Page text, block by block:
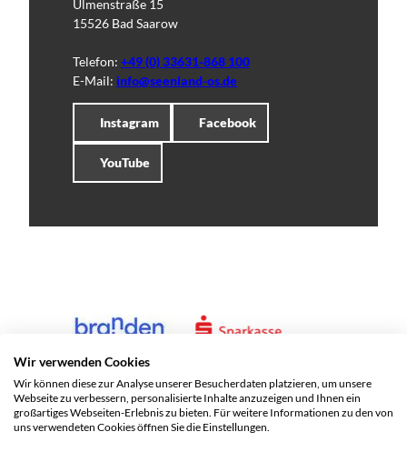
Ulmenstraße 15
15526 Bad Saarow
Telefon: +49 (0) 33631-868 100
E-Mail: info@seenland-os.de
Instagram Facebook
YouTube
Wir verwenden Cookies
Wir können diese zur Analyse unserer Besucherdaten platzieren, um unsere
Webseite zu verbessern, personalisierte Inhalte anzuzeigen und Ihnen ein
großartiges Webseiten-Erlebnis zu bieten. Für weitere Informationen zu den von
uns verwendeten Cookies öffnen Sie die Einstellungen.